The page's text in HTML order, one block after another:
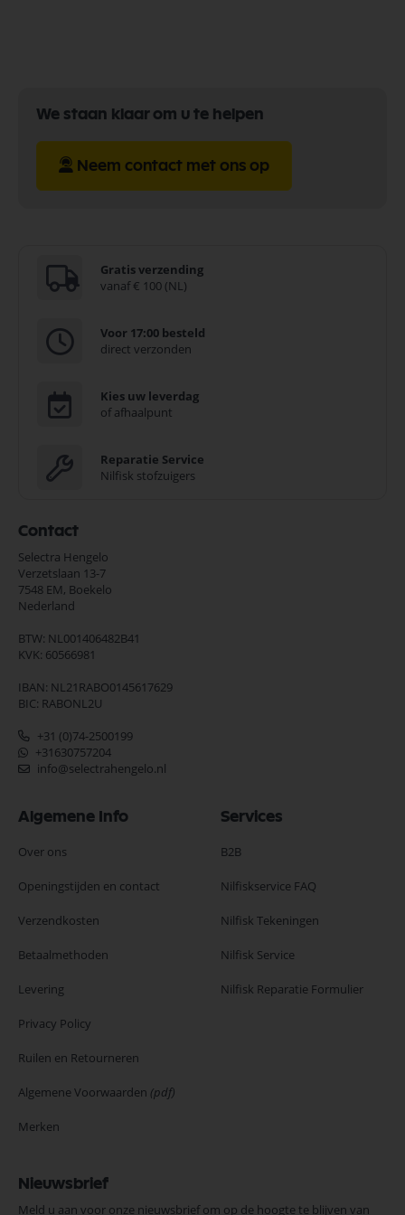
We staan klaar om u te helpen
Neem contact met ons op
Gratis verzending
vanaf € 100 (NL)
Voor 17:00 besteld
direct verzonden
Kies uw leverdag
of afhaalpunt
Reparatie Service
Nilfisk stofzuigers
Contact
Selectra Hengelo
Verzetslaan 13-7
7548 EM, Boekelo
Nederland
BTW: NL001406482B41
KVK: 60566981
IBAN: NL21RABO0145617629
BIC: RABONL2U
+31 (0)74-2500199
+31630757204
info@selectrahengelo.nl
Algemene Info
Over ons
Openingstijden en contact
Verzendkosten
Betaalmethoden
Levering
Privacy Policy
Ruilen en Retourneren
Algemene Voorwaarden (pdf)
Merken
Services
B2B
Nilfiskservice FAQ
Nilfisk Tekeningen
Nilfisk Service
Nilfisk Reparatie Formulier
Nieuwsbrief
Meld u aan voor onze nieuwsbrief om op de hoogte te blijven van